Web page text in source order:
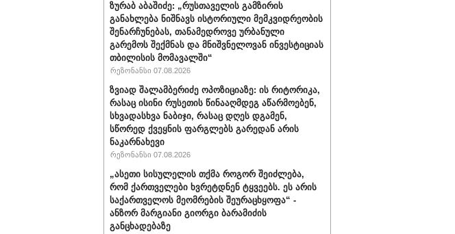
ზურაბ აბაშიძე: „რუსთაველის გამზირის
განახლება ნიშნავს ისტორიული მემკვიდრეობის
შენარჩუნებას, თანამედროვე ურბანული
გარემოს შექმნას და მნიშვნელოვან ინვესტიციას
თბილისის მომავალში“
რეზონანსი 07.08.2026
ზვიად შალამბერიძე ოპოზიციაზე: ის რიტორიკა,
რასაც ისინი რუსეთის წინააღმდეგ აწარმოებენ,
სხვადასხვა ნაბიჯი, რასაც დღეს დგამენ,
სწორედ ქვეყნის ფარგლებს გარედან არის
ნაკარნახევი
რეზონანსი 07.08.2026
„ასეთი სისულელის თქმა როგორ შეიძლება,
რომ ქართველები ხვრეტდნენ ტყვეებს. ეს არის
საქართველოს მეომრების შეურაცხყოფა“ -
ანზორ მარგიანი გიორგი ბარამიძის
განცხადებაზე